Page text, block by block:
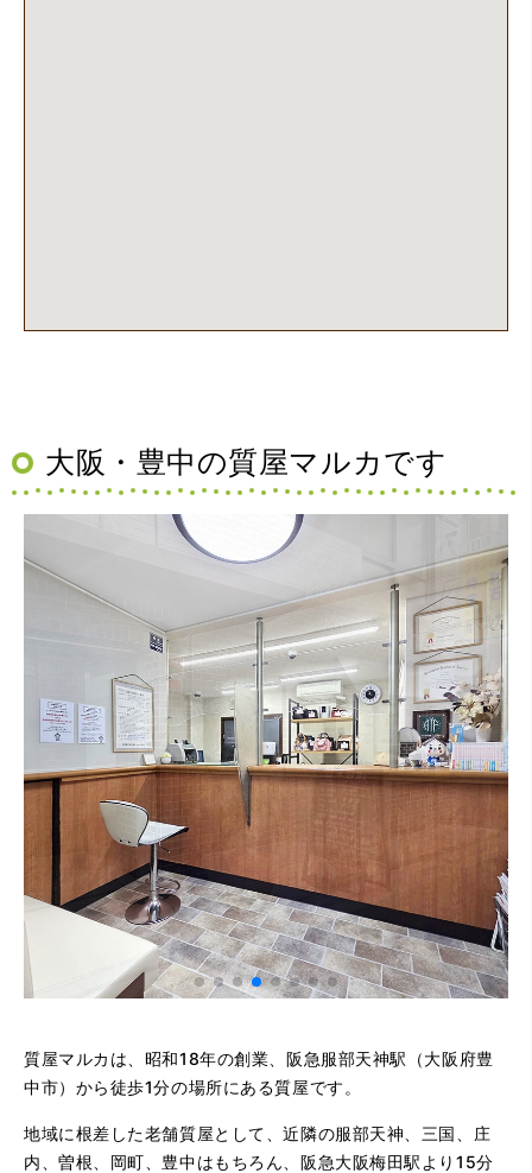
大阪・豊中の質屋マルカです
質屋マルカは、昭和18年の創業、阪急服部天神駅（大阪府豊
中市）から徒歩1分の場所にある質屋です。
地域に根差した老舗質屋として、近隣の服部天神、三国、庄
内、曽根、岡町、豊中はもちろん、阪急大阪梅田駅より15分